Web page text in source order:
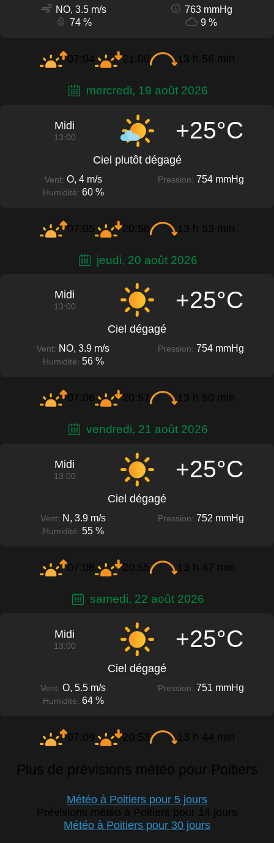
NO, 3.5 m/s
763 mmHg
74 %
9 %
07:04 21:00 13 h 56 min
mercredi, 19 août 2026
Midi
13:00 +25°C
Ciel plutôt dégagé
Vent: O, 4 m/s Pression: 754 mmHg
Humidité: 60 %
07:05 20:58 13 h 53 min
jeudi, 20 août 2026
Midi
13:00 +25°C
Ciel dégagé
Vent: NO, 3.9 m/s Pression: 754 mmHg
Humidité: 56 %
07:06 20:57 13 h 50 min
vendredi, 21 août 2026
Midi
13:00 +25°C
Ciel dégagé
Vent: N, 3.9 m/s Pression: 752 mmHg
Humidité: 55 %
07:08 20:55 13 h 47 min
samedi, 22 août 2026
Midi
13:00 +25°C
Ciel dégagé
Vent: O, 5.5 m/s Pression: 751 mmHg
Humidité: 64 %
07:09 20:53 13 h 44 min
Plus de prévisions météo pour Poitiers
Météo à Poitiers pour 5 jours
Prévisions météo à Poitiers pour 14 jours
Météo à Poitiers pour 30 jours